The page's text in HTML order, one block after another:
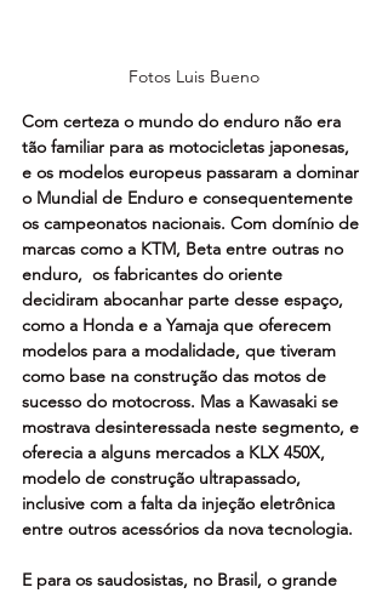
Fotos Luis Bueno
Com certeza o mundo do enduro não era
tão familiar para as motocicletas japonesas,
e os modelos europeus passaram a dominar
o Mundial de Enduro e consequentemente
os campeonatos nacionais. Com domínio de
marcas como a KTM, Beta entre outras no
enduro,  os fabricantes do oriente
decidiram abocanhar parte desse espaço,
como a Honda e a Yamaja que oferecem
modelos para a modalidade, que tiveram
como base na construção das motos de
sucesso do motocross. Mas a Kawasaki se
mostrava desinteressada neste segmento, e
oferecia a alguns mercados a KLX 450X,
modelo de construção ultrapassado,
inclusive com a falta da injeção eletrônica
entre outros acessórios da nova tecnologia.
E para os saudosistas, no Brasil, o grande